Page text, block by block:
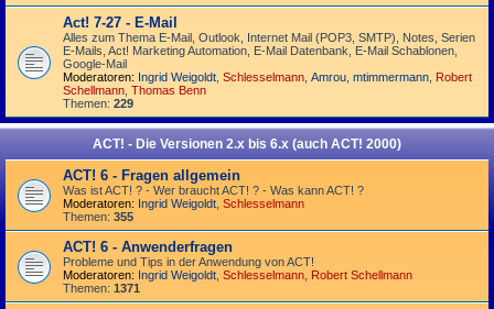
Act! 7-27 - E-Mail
Alles zum Thema E-Mail, Outlook, Internet Mail (POP3, SMTP), Notes, Serien
E-Mails, Act! Marketing Automation, E-Mail Datenbank, E-Mail Schablonen,
Google-Mail
Moderatoren: Ingrid Weigoldt Schlesselmann Amrou mtimmermann Robert
Schellmann Thomas Benn
Themen: 229
ACT! - Die Versionen 2.x bis 6.x (auch ACT! 2000)
ACT! 6 - Fragen allgemein
Was ist ACT! ? - Wer braucht ACT! ? - Was kann ACT! ?
Moderatoren: Ingrid Weigoldt Schlesselmann
Themen: 355
ACT! 6 - Anwender­fragen
Probleme und Tips in der Anwendung von ACT!
Moderatoren: Ingrid Weigoldt Schlesselmann Robert Schellmann
Themen: 1371